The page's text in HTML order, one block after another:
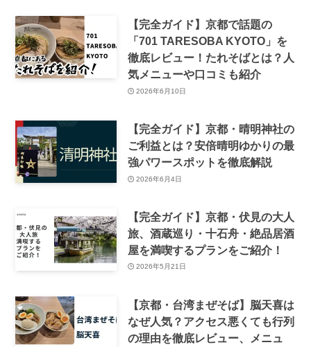
2026年8月1日
【完全ガイド】京都で話題の
「701 TARESOBA KYOTO」を
徹底レビュー！たれそばとは？人
2026年6月10日
【完全ガイド】京都・晴明神社の
ご利益とは？安倍晴明ゆかりの最
2026年6月4日
【完全ガイド】京都・伏見の大人
旅、酒蔵巡り・十石舟・絶品居酒
2026年5月21日
【京都・台湾まぜそば】脳天喜は